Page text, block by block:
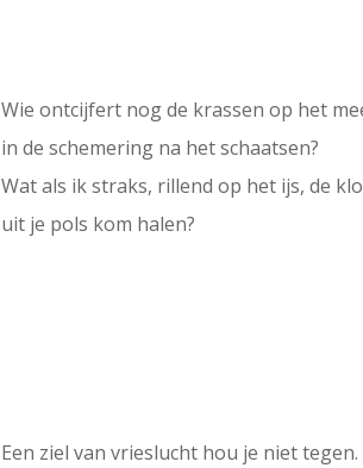
Wie ontcijfert nog de krassen op het
in de schemering na het schaatsen?
Wat als ik straks, rillend op het ijs, de
uit je pols kom halen?
Een ziel van vrieslucht hou je niet tegen.